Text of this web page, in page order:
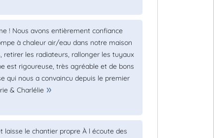
! Nous avons entièrement confiance
à chaleur air/eau dans notre maison
les radiateurs, rallonger les tuyaux
est rigoureuse, très agréable et de bons
qui nous a convaincu depuis le premier
& Charlélie
laisse le chantier propre À l écoute des